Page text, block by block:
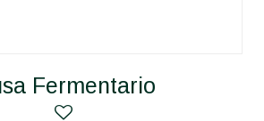
Fermentario